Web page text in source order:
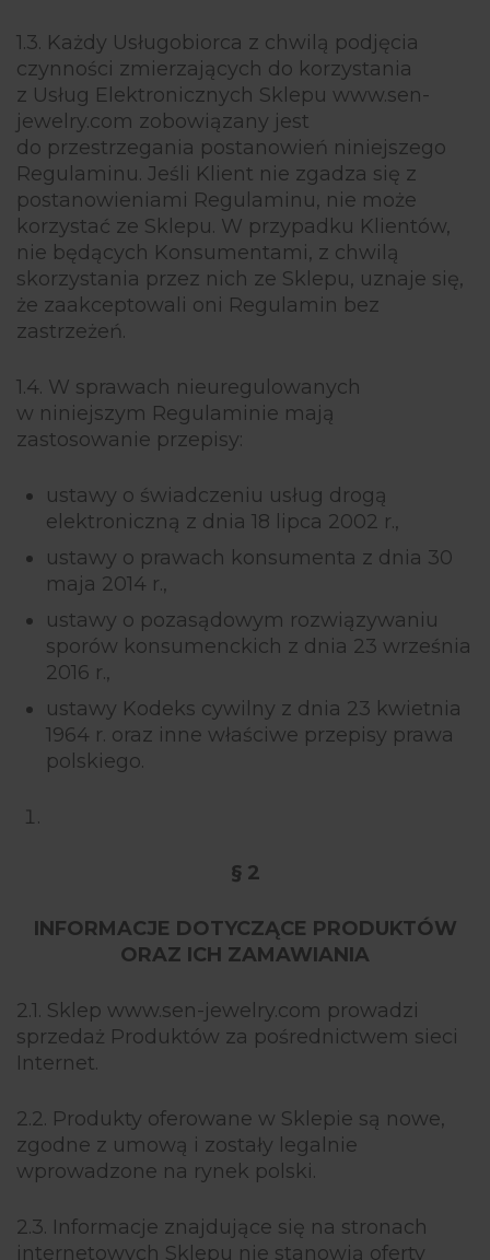
1.3. Każdy Usługobiorca z chwilą podjęcia
czynności zmierzających do korzystania
z Usług Elektronicznych Sklepu www.sen-
jewelry.com zobowiązany jest
do przestrzegania postanowień niniejszego
Regulaminu. Jeśli Klient nie zgadza się z
postanowieniami Regulaminu, nie może
korzystać ze Sklepu. W przypadku Klientów,
nie będących Konsumentami, z chwilą
skorzystania przez nich ze Sklepu, uznaje się,
że zaakceptowali oni Regulamin bez
zastrzeżeń.
1.4. W sprawach nieuregulowanych
w niniejszym Regulaminie mają
zastosowanie przepisy:
ustawy o świadczeniu usług drogą
elektroniczną z dnia 18 lipca 2002 r.,
ustawy o prawach konsumenta z dnia 30
maja 2014 r.,
ustawy o pozasądowym rozwiązywaniu
sporów konsumenckich z dnia 23 września
2016 r.,
ustawy Kodeks cywilny z dnia 23 kwietnia
1964 r. oraz inne właściwe przepisy prawa
polskiego.
§ 2
INFORMACJE DOTYCZĄCE PRODUKTÓW
ORAZ ICH ZAMAWIANIA
2.1. Sklep www.sen-jewelry.com prowadzi
sprzedaż Produktów za pośrednictwem sieci
Internet.
2.2. Produkty oferowane w Sklepie są nowe,
zgodne z umową i zostały legalnie
wprowadzone na rynek polski.
2.3. Informacje znajdujące się na stronach
internetowych Sklepu nie stanowią oferty